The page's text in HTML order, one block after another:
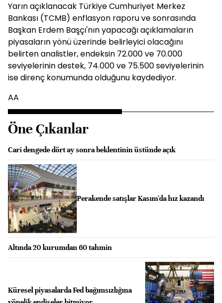
Yarın açıklanacak Türkiye Cumhuriyet Merkez
Bankası (TCMB) enflasyon raporu ve sonrasında
Başkan Erdem Başçı'nın yapacağı açıklamaların
piyasaların yönü üzerinde belirleyici olacağını
belirten analistler, endeksin 72.000 ve 70.000
seviyelerinin destek, 74.000 ve 75.500 seviyelerinin
ise direnç konumunda olduğunu kaydediyor.
AA
Öne Çıkanlar
Cari dengede dört ay sonra beklentinin üstünde açık
Perakende satışlar Kasım'da hız kazandı
Altında 20 kurumdan 60 tahmin
Küresel piyasalarda Fed bağımsızlığına